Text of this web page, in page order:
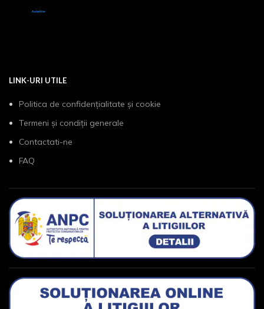
LINK-URI UTILE
Politica de confidențialitate și cookie
Termeni și condiții generale
Contactati-ne
FAQ